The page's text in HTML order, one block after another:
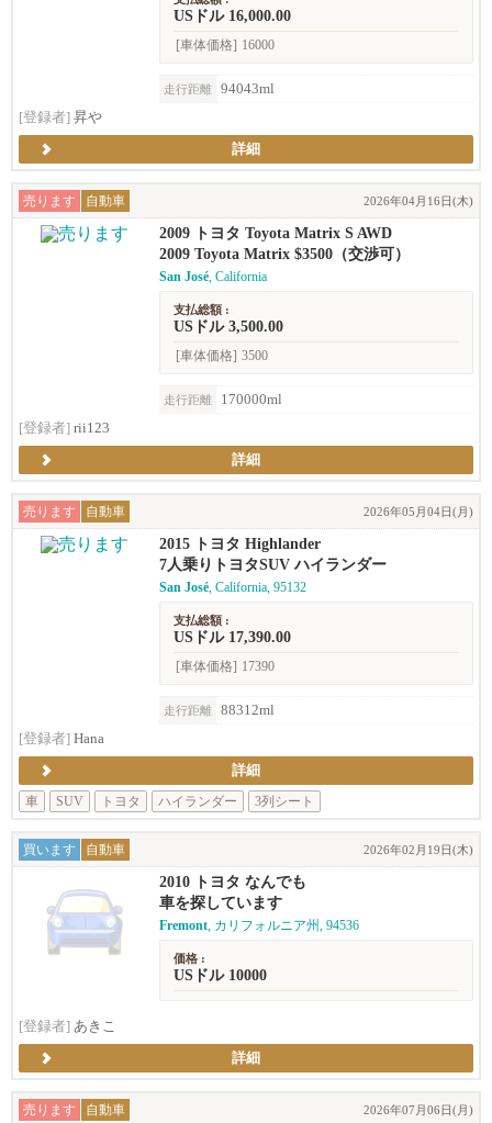
USドル 16,000.00
[車体価格] 16000
走行距離
94043ml
[登録者] 昇や
詳細
売ります 自動車 2026年04月16日(木)
2009 トヨタ Toyota Matrix S AWD
2009 Toyota Matrix $3500（交渉可）
San José, California
支払総額 :
USドル 3,500.00
[車体価格] 3500
走行距離
170000ml
[登録者] rii123
詳細
売ります 自動車 2026年05月04日(月)
2015 トヨタ Highlander
7人乗りトヨタSUV ハイランダー
San José, California, 95132
支払総額 :
USドル 17,390.00
[車体価格] 17390
走行距離
88312ml
[登録者] Hana
詳細
車
SUV トヨタ ハイランダー 3列シート
買います 自動車 2026年02月19日(木)
2010 トヨタ なんでも
車を探しています
Fremont, カリフォルニア州, 94536
価格 :
USドル 10000
[登録者] あきこ
詳細
売ります 自動車 2026年07月06日(月)